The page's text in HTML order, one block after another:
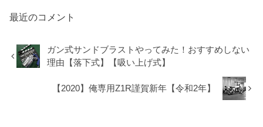
最近のコメント
ガン式サンドブラストやってみた！おすすめしない
理由【落下式】【吸い上げ式】
【2020】俺専用Z1R謹賀新年【令和2年】